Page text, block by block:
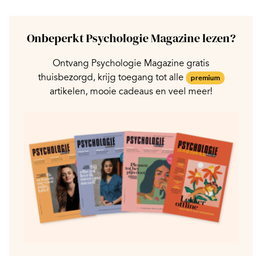
Onbeperkt Psychologie Magazine lezen?
Ontvang Psychologie Magazine gratis
thuisbezorgd, krijg toegang tot alle
premium
artikelen, mooie cadeaus en veel meer!